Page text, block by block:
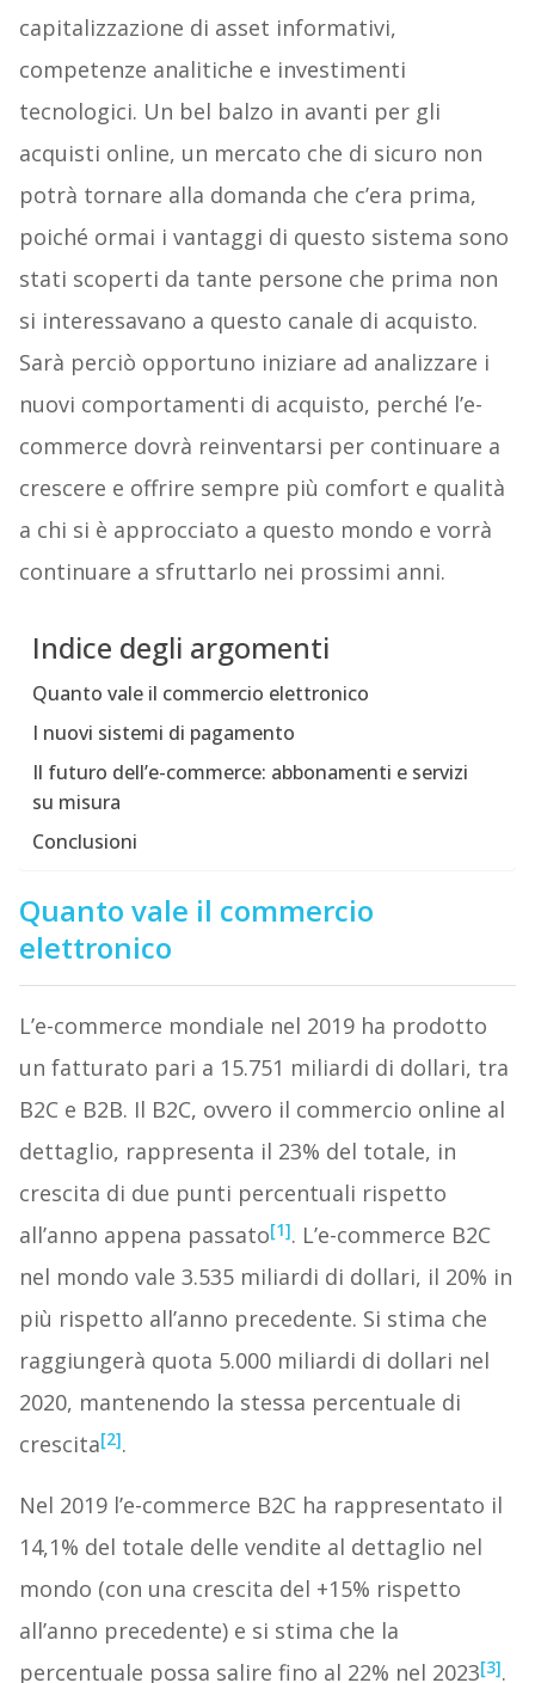
capitalizzazione di asset informativi,
competenze analitiche e investimenti
tecnologici. Un bel balzo in avanti per gli
acquisti online, un mercato che di sicuro non
potrà tornare alla domanda che c’era prima,
poiché ormai i vantaggi di questo sistema sono
stati scoperti da tante persone che prima non
si interessavano a questo canale di acquisto.
Sarà perciò opportuno iniziare ad analizzare i
nuovi comportamenti di acquisto, perché l’e-
commerce dovrà reinventarsi per continuare a
crescere e offrire sempre più comfort e qualità
a chi si è approcciato a questo mondo e vorrà
continuare a sfruttarlo nei prossimi anni.
Indice degli argomenti
Quanto vale il commercio elettronico
I nuovi sistemi di pagamento
Il futuro dell’e-commerce: abbonamenti e servizi
su misura
Conclusioni
Quanto vale il commercio
elettronico
L’e-commerce mondiale nel 2019 ha prodotto
un fatturato pari a 15.751 miliardi di dollari, tra
B2C e B2B. Il B2C, ovvero il commercio online al
dettaglio, rappresenta il 23% del totale, in
crescita di due punti percentuali rispetto
all’anno appena passato[1]. L’e-commerce B2C
nel mondo vale 3.535 miliardi di dollari, il 20% in
più rispetto all’anno precedente. Si stima che
raggiungerà quota 5.000 miliardi di dollari nel
2020, mantenendo la stessa percentuale di
crescita[2].
Nel 2019 l’e-commerce B2C ha rappresentato il
14,1% del totale delle vendite al dettaglio nel
mondo (con una crescita del +15% rispetto
all’anno precedente) e si stima che la
percentuale possa salire fino al 22% nel 2023[3].